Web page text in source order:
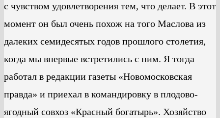
с чувством удовлетворения тем, что делает. В этот
момент он был очень похож на того Маслова из
далеких семидесятых годов прошлого столетия,
когда мы впервые встретились с ним. Я тогда
работал в редакции газеты «Новомосковская
правда» и приехал в командировку в плодово-
ягодный совхоз «Красный богатырь». Хозяйство